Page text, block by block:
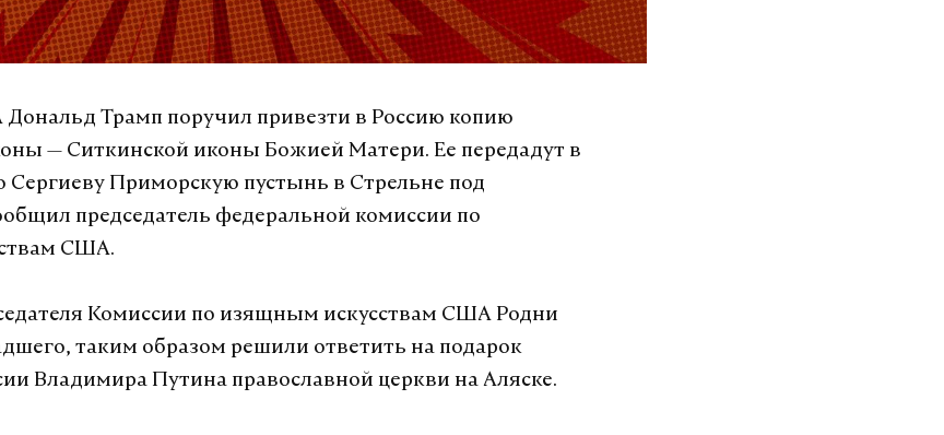
Трамп поручил привезти в Россию копию
— Ситкинской иконы Божией Матери. Ее передадут в
Сергиеву Приморскую пустынь в Стрельне под
председатель федеральной комиссии по
США.
Комиссии по изящным искусствам США Родни
таким образом решили ответить на подарок
Владимира Путина православной церкви на Аляске.